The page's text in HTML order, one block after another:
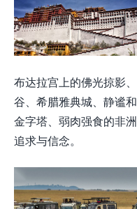
布达拉宫上的佛光掠影
谷、希腊雅典城、静谧
金字塔、弱肉强食的非
追求与信念。